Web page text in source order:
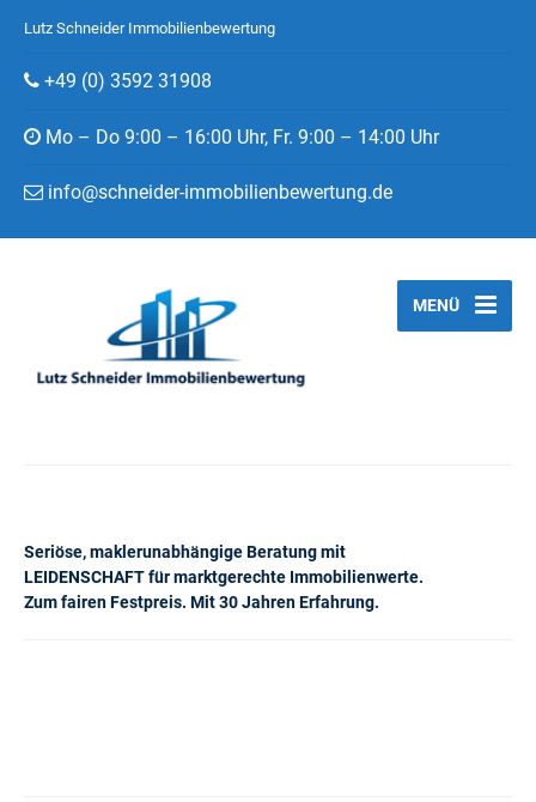
Lutz Schneider Immobilienbewertung
+49 (0) 3592 31908
Mo – Do 9:00 – 16:00 Uhr, Fr. 9:00 – 14:00 Uhr
info@schneider-immobilienbewertung.de
Seriöse, maklerunabhängige Beratung mit
LEIDENSCHAFT für marktgerechte Immobilienwerte.
Zum fairen Festpreis. Mit 30 Jahren Erfahrung.
MENÜ